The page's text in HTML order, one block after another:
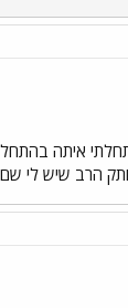
הרב שיש לי